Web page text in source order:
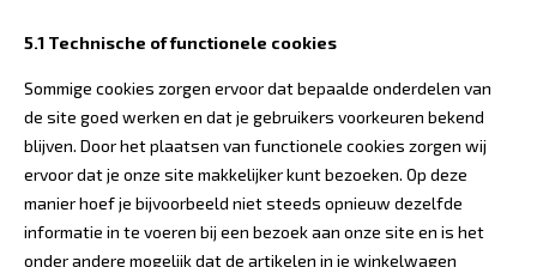
5.1 Technische of functionele cookies
Sommige cookies zorgen ervoor dat bepaalde onderdelen van
de site goed werken en dat je gebruikers voorkeuren bekend
blijven. Door het plaatsen van functionele cookies zorgen wij
ervoor dat je onze site makkelijker kunt bezoeken. Op deze
manier hoef je bijvoorbeeld niet steeds opnieuw dezelfde
informatie in te voeren bij een bezoek aan onze site en is het
onder andere mogelijk dat de artikelen in je winkelwagen